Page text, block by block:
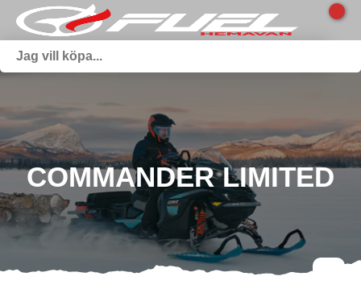
COMMANDER LIMITED